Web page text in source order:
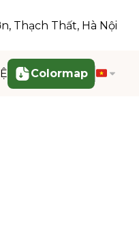
Thạch Thất, Hà Nội
Colormap